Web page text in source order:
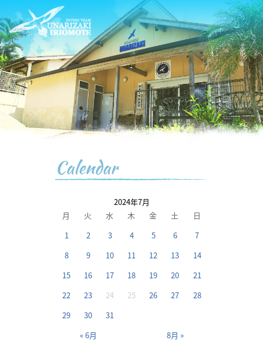
Calendar
2024年7月
月
火 水 木 金 土 日
« 6月 8月 »
1 2 3 4 5 6
7
8
9 10 11 12 13
14
15
16 17 18 19 20
21
22
23 24 25 26 27
28
29
30 31